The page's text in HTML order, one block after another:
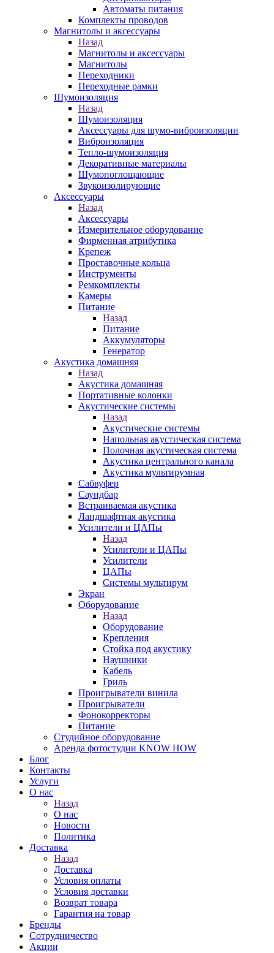
Автоматы питания
Комплекты проводов
Магнитолы и аксессуары
Назад
Магнитолы и аксессуары
Магнитолы
Переходники
Переходные рамки
Шумоизоляция
Назад
Шумоизоляция
Аксессуары для шумо-виброизоляции
Виброизоляция
Тепло-шумоизоляция
Декоративные материалы
Шумопоглощающие
Звукоизолирующие
Аксессуары
Назад
Аксессуары
Измерительное оборудование
Фирменная атрибутика
Крепеж
Проставочные кольца
Инструменты
Ремкомплекты
Камеры
Питание
Назад
Питание
Аккумуляторы
Генератор
Акустика домашняя
Назад
Акустика домашняя
Портативные колонки
Акустические системы
Назад
Акустические системы
Напольная акустическая система
Полочная акустическая система
Акустика центрального канала
Акустика мультирумная
Сабвуфер
Саундбар
Встраиваемая акустика
Ландшафтная акустика
Усилители и ЦАПы
Назад
Усилители и ЦАПы
Усилители
ЦАПы
Системы мультирум
Экран
Оборудование
Назад
Оборудование
Крепления
Стойка под акустику
Наушники
Кабель
Гриль
Проигрыватели винила
Проигрыватели
Фонокорректоры
Питание
Студийное оборудование
Аренда фотостудии KNOW HOW
Блог
Контакты
Услуги
О нас
Назад
О нас
Новости
Политика
Доставка
Назад
Доставка
Условия оплаты
Условия доставки
Возврат товара
Гарантия на товар
Бренды
Сотрудничество
Акции